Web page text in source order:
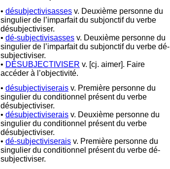
• désubjectivisasses v. Deuxième personne du
singulier de l’imparfait du subjonctif du verbe
désubjectiviser.
• dé-subjectivisasses v. Deuxième personne du
singulier de l’imparfait du subjonctif du verbe dé-
subjectiviser.
• DÉSUBJECTIVISER v. [cj. aimer]. Faire
accéder à l’objectivité.
• désubjectiviserais v. Première personne du
singulier du conditionnel présent du verbe
désubjectiviser.
• désubjectiviserais v. Deuxième personne du
singulier du conditionnel présent du verbe
désubjectiviser.
• dé-subjectiviserais v. Première personne du
singulier du conditionnel présent du verbe dé-
subjectiviser.